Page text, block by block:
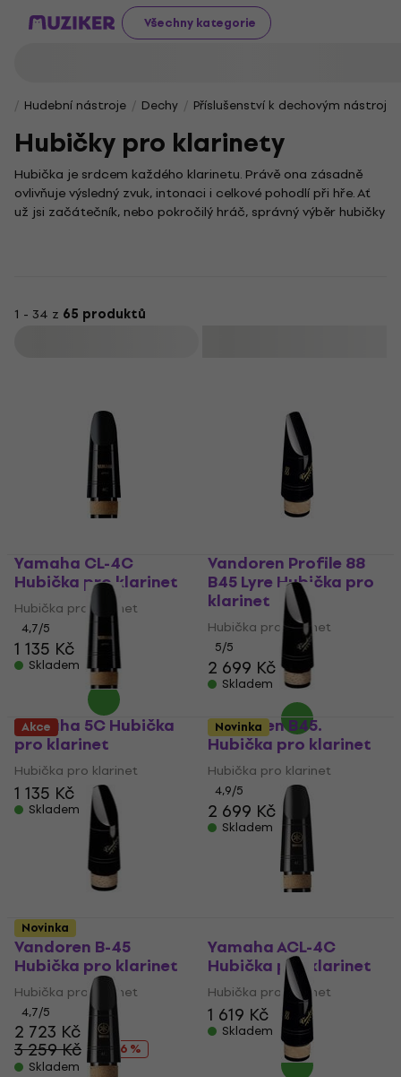
Všechny kategorie
Hudební nástroje Dechy Příslušenství k dechovým
Hubičky pro klarinety
Hubička je srdcem každého klarinetu. Právě ona zásadně
ovlivňuje výsledný zvuk, intonaci i celkové pohodlí při hře. Ať
už jsi začátečník, nebo pokročilý hráč, správný výběr hubičky
klarinet. Kompletní nabídku plátků různých materiálů a
1 - 34 z 65 produktů
Yamaha CL-4C
Hubička pro klarinet
Hubička pro klarinet
4,7/5
1 135 Kč
Skladem
Vandoren Profile 88
B45 Lyre Hubička pro
klarinet
Hubička pro klarinet
5/5
2 699 Kč
Skladem
Yamaha 5C Hubička
pro klarinet
Hubička pro klarinet
1 135 Kč
Skladem
Vandoren B45.
Hubička pro klarinet
Hubička pro klarinet
4,9/5
2 699 Kč
Skladem
Akce
Vandoren B-45
Hubička pro klarinet
Hubička pro klarinet
4,7/5
2 723 Kč
3 259 Kč
- 16 %
Skladem
Novinka
Yamaha ACL-4C
Hubička pro klarinet
Hubička pro klarinet
1 619 Kč
Skladem
Novinka